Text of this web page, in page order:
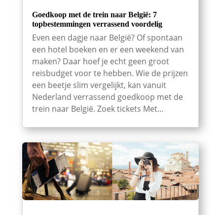
Goedkoop met de trein naar België: 7
topbestemmingen verrassend voordelig
Even een dagje naar België? Of spontaan
een hotel boeken en er een weekend van
maken? Daar hoef je echt geen groot
reisbudget voor te hebben. Wie de prijzen
een beetje slim vergelijkt, kan vanuit
Nederland verrassend goedkoop met de
trein naar België. Zoek tickets Met...